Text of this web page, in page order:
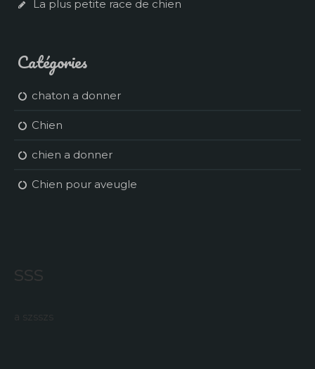
La plus petite race de chien
Catégories
chaton a donner
Chien
chien a donner
Chien pour aveugle
sss
a szsszs